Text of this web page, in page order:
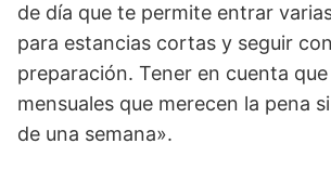
de día que te permite entrar
para estancias cortas y seguir
preparación. Tener en cuenta
mensuales que merecen la pena
de una semana».